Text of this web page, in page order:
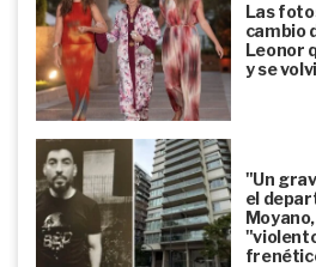
Las
cambio
Leonor
y se
"Un
el